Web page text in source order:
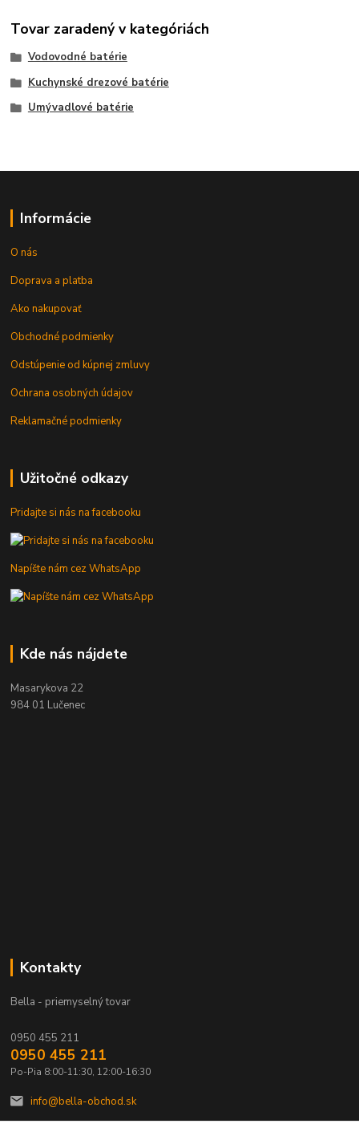
Tovar zaradený v kategóriách
Vodovodné batérie
Kuchynské drezové batérie
Umývadlové batérie
Informácie
O nás
Doprava a platba
Ako nakupovať
Obchodné podmienky
Odstúpenie od kúpnej zmluvy
Ochrana osobných údajov
Reklamačné podmienky
Užitočné odkazy
Pridajte si nás na facebooku
Napíšte nám cez WhatsApp
Kde nás nájdete
Masarykova 22
984 01 Lučenec
Kontakty
Bella - priemyselný tovar
0950 455 211
0950 455 211
Po-Pia 8:00-11:30, 12:00-16:30
info@bella-obchod.sk